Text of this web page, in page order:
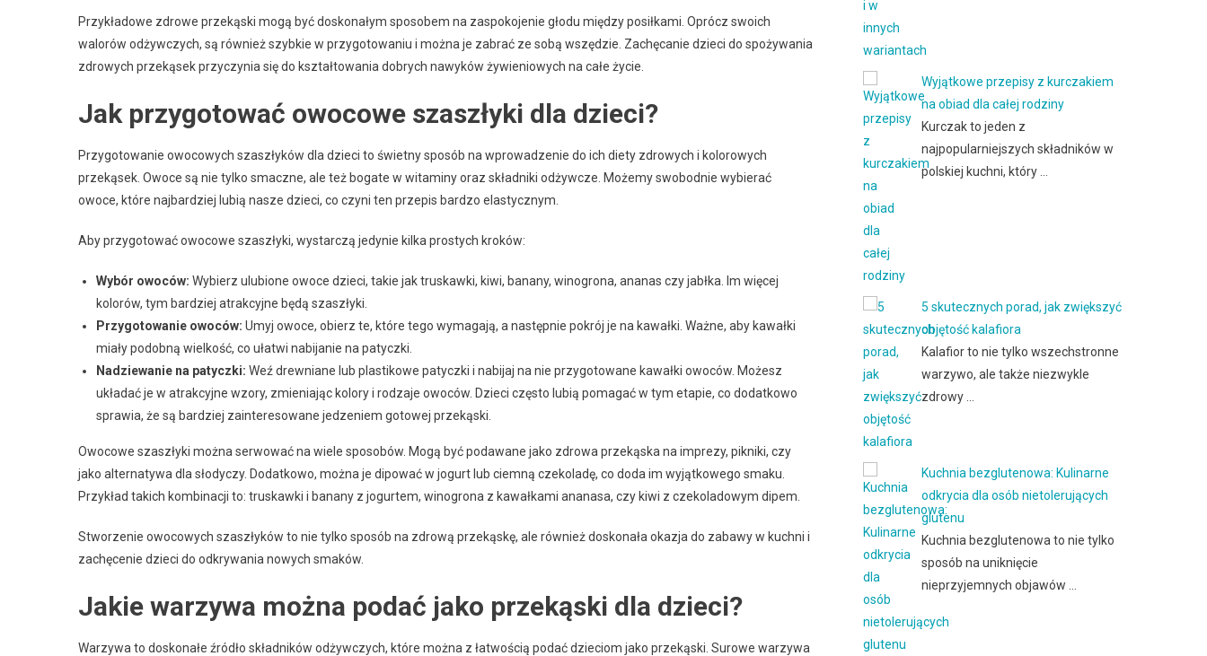
Przykładowe zdrowe przekąski mogą być doskonałym sposobem na zaspokojenie głodu między posiłkami. Oprócz swoich
walorów odżywczych, są również szybkie w przygotowaniu i można je zabrać ze sobą wszędzie. Zachęcanie dzieci do spożywania
zdrowych przekąsek przyczynia się do kształtowania dobrych nawyków żywieniowych na całe życie.
Jak przygotować owocowe szaszłyki dla dzieci?
Przygotowanie owocowych szaszłyków dla dzieci to świetny sposób na wprowadzenie do ich diety zdrowych i kolorowych
przekąsek. Owoce są nie tylko smaczne, ale też bogate w witaminy oraz składniki odżywcze. Możemy swobodnie wybierać
owoce, które najbardziej lubią nasze dzieci, co czyni ten przepis bardzo elastycznym.
Aby przygotować owocowe szaszłyki, wystarczą jedynie kilka prostych kroków:
Wybór owoców: Wybierz ulubione owoce dzieci, takie jak truskawki, kiwi, banany, winogrona, ananas czy jabłka. Im więcej
kolorów, tym bardziej atrakcyjne będą szaszłyki.
Przygotowanie owoców: Umyj owoce, obierz te, które tego wymagają, a następnie pokrój je na kawałki. Ważne, aby kawałki
miały podobną wielkość, co ułatwi nabijanie na patyczki.
Nadziewanie na patyczki: Weź drewniane lub plastikowe patyczki i nabijaj na nie przygotowane kawałki owoców. Możesz
układać je w atrakcyjne wzory, zmieniając kolory i rodzaje owoców. Dzieci często lubią pomagać w tym etapie, co dodatkowo
sprawia, że są bardziej zainteresowane jedzeniem gotowej przekąski.
Owocowe szaszłyki można serwować na wiele sposobów. Mogą być podawane jako zdrowa przekąska na imprezy, pikniki, czy
jako alternatywa dla słodyczy. Dodatkowo, można je dipować w jogurt lub ciemną czekoladę, co doda im wyjątkowego smaku.
Przykład takich kombinacji to: truskawki i banany z jogurtem, winogrona z kawałkami ananasa, czy kiwi z czekoladowym dipem.
Stworzenie owocowych szaszłyków to nie tylko sposób na zdrową przekąskę, ale również doskonała okazja do zabawy w kuchni i
zachęcenie dzieci do odkrywania nowych smaków.
Jakie warzywa można podać jako przekąski dla dzieci?
Warzywa to doskonałe źródło składników odżywczych, które można z łatwością podać dzieciom jako przekąski. Surowe warzywa
Wyjątkowe przepisy z kurczakiem
na obiad dla całej rodziny
Kurczak to jeden z
najpopularniejszych składników w
polskiej kuchni, który …
5 skutecznych porad, jak zwiększyć
objętość kalafiora
Kalafior to nie tylko wszechstronne
warzywo, ale także niezwykle
zdrowy …
Kuchnia bezglutenowa: Kulinarne
odkrycia dla osób nietolerujących
glutenu
Kuchnia bezglutenowa to nie tylko
sposób na uniknięcie
nieprzyjemnych objawów …